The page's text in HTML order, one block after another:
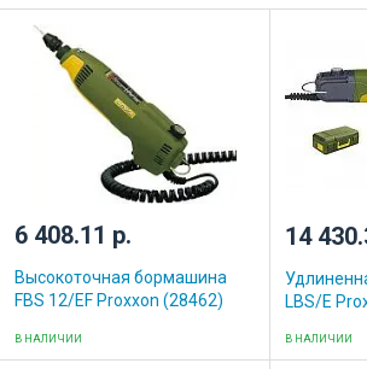
6 408.11 р.
Высокоточная бормашина
FBS 12/ЕF Proxxon (28462)
В НАЛИЧИИ
14
LBS/E
В НАЛИЧИИ